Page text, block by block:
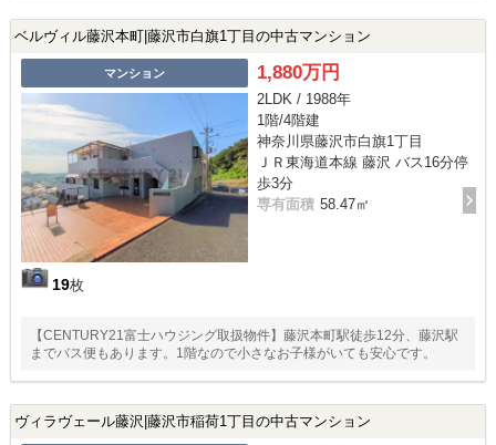
ベルヴィル藤沢本町|藤沢市白旗1丁目の中古マンション
マンション
19枚
1,880万円
2LDK / 1988年
1階/4階建
神奈川県藤沢市白旗1丁目
ＪＲ東海道本線 藤沢 バス16分停
歩3分
専有面積 58.47㎡
【CENTURY21富士ハウジング取扱物件】藤沢本町駅徒歩12分、藤沢駅
までバス便もあります。1階なので小さなお子様がいても安心です。
ヴィラヴェール藤沢|藤沢市稲荷1丁目の中古マンション